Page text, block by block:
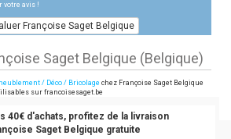
votre avis !
Françoise Saget Belgique
Saget Belgique (Belgique)
/ Déco / Bricolage chez Françoise Saget Belgique
sur francoisesaget.be
40€ d'achats, profitez de la livraison
Saget Belgique gratuite